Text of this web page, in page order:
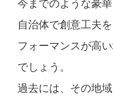
今までのような豪
自治体で創意工夫
フォーマンスが高
でしょう。
過去には、その地